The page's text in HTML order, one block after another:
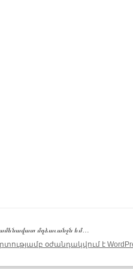
մղձաւանջն եմ…
օժանդակվում է